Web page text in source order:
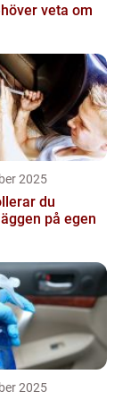
veta om
2025
du
på egen
2025